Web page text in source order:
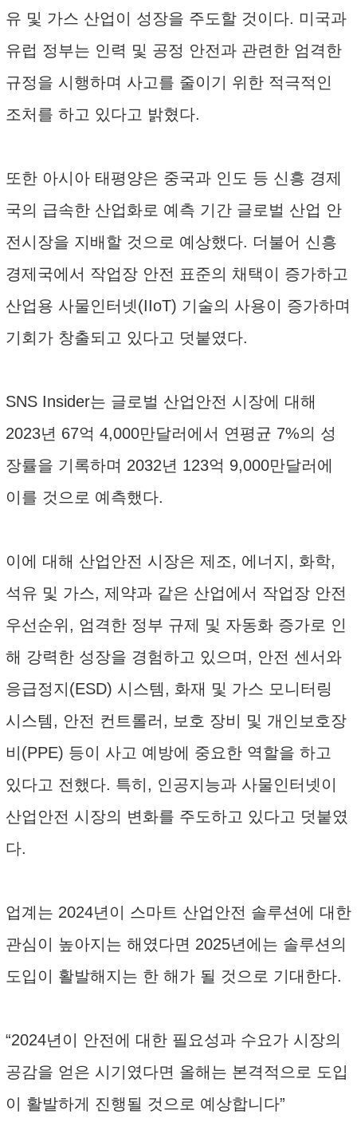
유 및 가스 산업이 성장을 주도할 것이다. 미국과
유럽 정부는 인력 및 공정 안전과 관련한 엄격한
규정을 시행하며 사고를 줄이기 위한 적극적인
조처를 하고 있다고 밝혔다.
또한 아시아 태평양은 중국과 인도 등 신흥 경제
국의 급속한 산업화로 예측 기간 글로벌 산업 안
전시장을 지배할 것으로 예상했다. 더불어 신흥
경제국에서 작업장 안전 표준의 채택이 증가하고
산업용 사물인터넷(IIoT) 기술의 사용이 증가하며
기회가 창출되고 있다고 덧붙였다.
SNS Insider는 글로벌 산업안전 시장에 대해
2023년 67억 4,000만달러에서 연평균 7%의 성
장률을 기록하며 2032년 123억 9,000만달러에
이를 것으로 예측했다.
이에 대해 산업안전 시장은 제조, 에너지, 화학,
석유 및 가스, 제약과 같은 산업에서 작업장 안전
우선순위, 엄격한 정부 규제 및 자동화 증가로 인
해 강력한 성장을 경험하고 있으며, 안전 센서와
응급정지(ESD) 시스템, 화재 및 가스 모니터링
시스템, 안전 컨트롤러, 보호 장비 및 개인보호장
비(PPE) 등이 사고 예방에 중요한 역할을 하고
있다고 전했다. 특히, 인공지능과 사물인터넷이
산업안전 시장의 변화를 주도하고 있다고 덧붙였
다.
업계는 2024년이 스마트 산업안전 솔루션에 대한
관심이 높아지는 해였다면 2025년에는 솔루션의
도입이 활발해지는 한 해가 될 것으로 기대한다.
“2024년이 안전에 대한 필요성과 수요가 시장의
공감을 얻은 시기였다면 올해는 본격적으로 도입
이 활발하게 진행될 것으로 예상합니다”